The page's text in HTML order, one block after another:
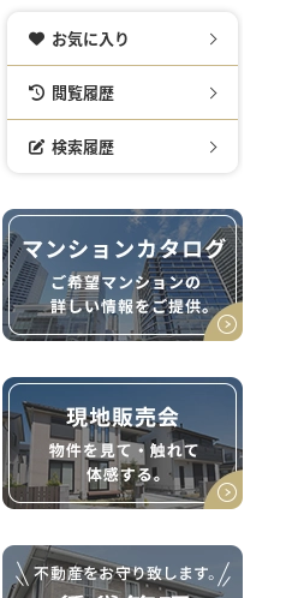
お気に入り
閲覧履歴
検索履歴